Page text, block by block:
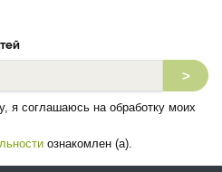
>
я соглашаюсь на обработку моих
ознакомлен (а).